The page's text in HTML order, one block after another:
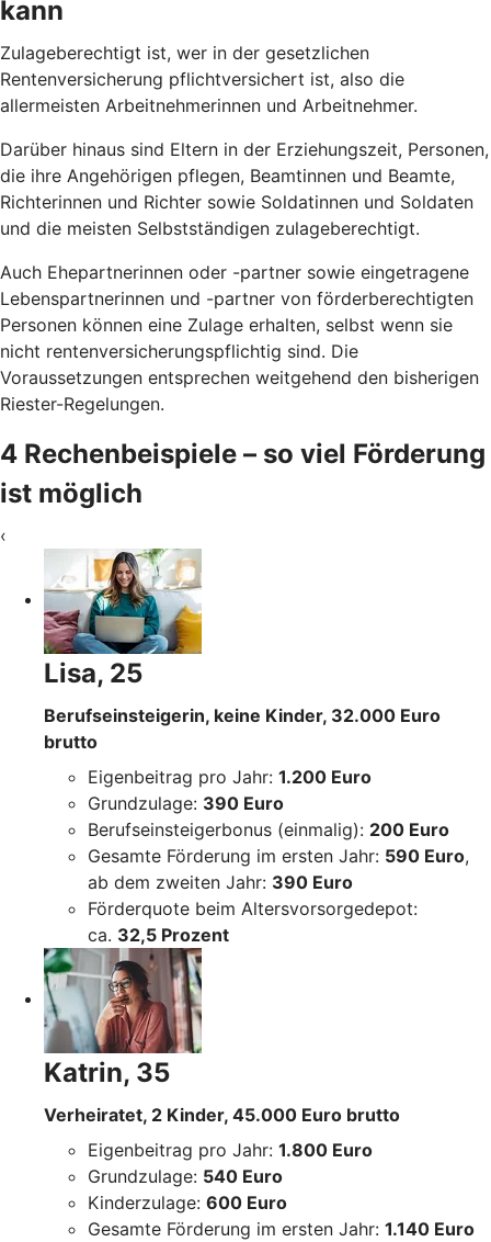
kann
Zulageberechtigt ist, wer in der gesetzlichen
Rentenversicherung pflichtversichert ist, also die
allermeisten Arbeitnehmerinnen und Arbeitnehmer.
Darüber hinaus sind Eltern in der Erziehungszeit, Personen,
die ihre Angehörigen pflegen, Beamtinnen und Beamte,
Richterinnen und Richter sowie Soldatinnen und Soldaten
und die meisten Selbstständigen zulageberechtigt.
Auch Ehepartnerinnen oder -partner sowie eingetragene
Lebenspartnerinnen und -partner von förderberechtigten
Personen können eine Zulage erhalten, selbst wenn sie
nicht rentenversicherungspflichtig sind. Die
Voraussetzungen entsprechen weitgehend den bisherigen
Riester-Regelungen.
4 Rechenbeispiele – so viel Förderung
ist möglich
‹
Lisa, 25
Berufseinsteigerin, keine Kinder, 32.000 Euro
brutto
Eigenbeitrag pro Jahr: 1.200 Euro
Grundzulage: 390 Euro
Berufseinsteigerbonus (einmalig): 200 Euro
Gesamte Förderung im ersten Jahr: 590 Euro,
ab dem zweiten Jahr: 390 Euro
Förderquote beim Altersvorsorgedepot:
ca. 32,5 Prozent
Katrin, 35
Verheiratet, 2 Kinder, 45.000 Euro brutto
Eigenbeitrag pro Jahr: 1.800 Euro
Grundzulage: 540 Euro
Kinderzulage: 600 Euro
Gesamte Förderung im ersten Jahr: 1.140 Euro